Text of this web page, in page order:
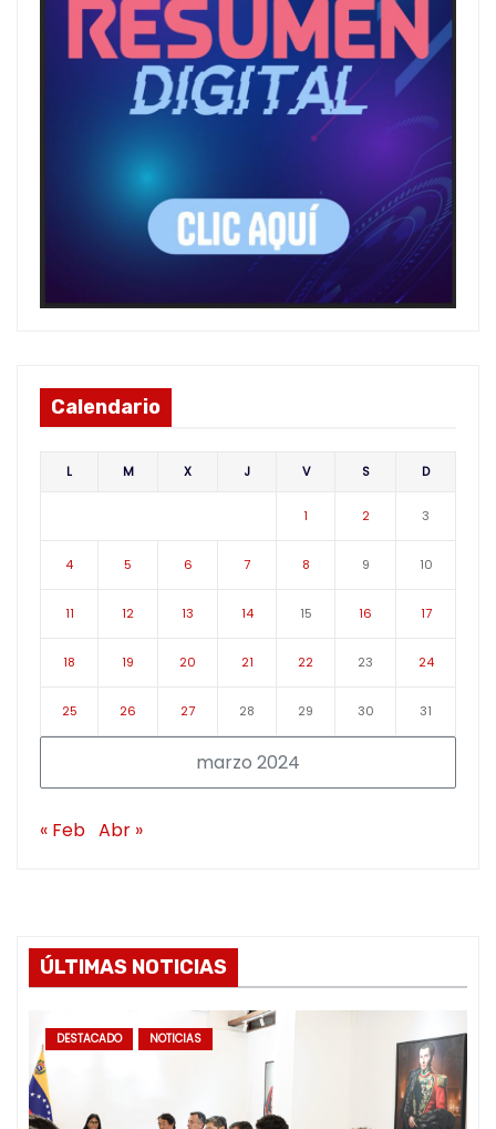
Calendario
marzo 2024
L M X J V S D
1 2 3
4 5 6 7 8 9 10
11 12 13 14 15 16 17
18 19 20 21 22 23 24
25 26 27 28 29 30 31
« Feb Abr »
ÚLTIMAS NOTICIAS
DESTACADO NOTICIAS